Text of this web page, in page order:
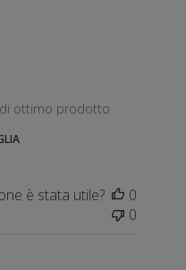
di ottimo prodotto
Il caffè Caroli è
è stata utile?
0
0